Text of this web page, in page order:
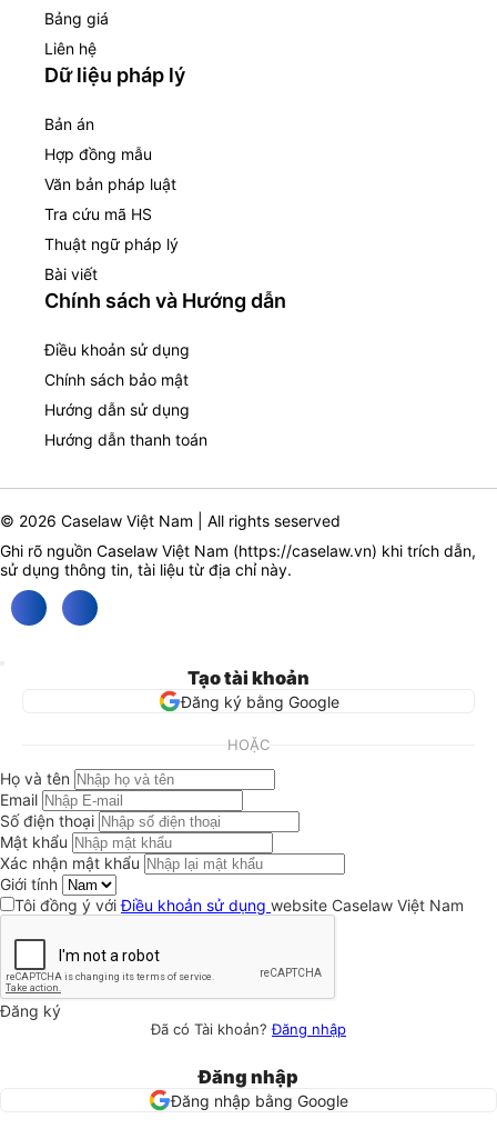
Bảng giá
Liên hệ
Dữ liệu pháp lý
Bản án
Hợp đồng mẫu
Văn bản pháp luật
Tra cứu mã HS
Thuật ngữ pháp lý
Bài viết
Chính sách và Hướng dẫn
Điều khoản sử dụng
Chính sách bảo mật
Hướng dẫn sử dụng
Hướng dẫn thanh toán
© 2026 Caselaw Việt Nam | All rights seserved
Ghi rõ nguồn Caselaw Việt Nam (https://caselaw.vn) khi trích dẫn,
sử dụng thông tin, tài liệu từ địa chỉ này.
Tạo tài khoản
Đăng ký bằng Google
HOẶC
Họ và tên
Email
Số điện thoại
Mật khẩu
Xác nhận mật khẩu
Giới tính
Tôi đồng ý vớiĐiều khoản sử dụng website Caselaw Việt Nam
Đăng ký
Đã có Tài khoản?Đăng nhập
Đăng nhập
Đăng nhập bằng Google